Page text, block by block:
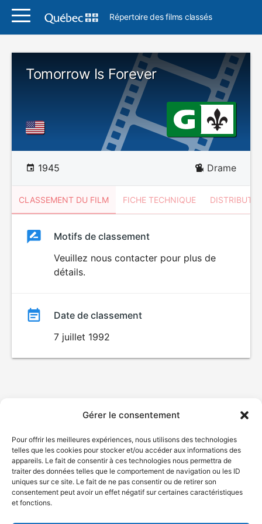
Gérer le consentement
Pour offrir les meilleures expériences, nous utilisons des technologies
telles que les cookies pour stocker et/ou accéder aux informations des
appareils. Le fait de consentir à ces technologies nous permettra de
traiter des données telles que le comportement de navigation ou les ID
uniques sur ce site. Le fait de ne pas consentir ou de retirer son
consentement peut avoir un effet négatif sur certaines caractéristiques
et fonctions.
Répertoire des films classés
Tomorrow Is Forever
1945 Drame
CLASSEMENT DU FILM FICHE TECHNIQUE
ClassementClassement
Motifs de classement
Veuillez nous contacter pour plus de
détails.
Date de classement
7 juillet 1992